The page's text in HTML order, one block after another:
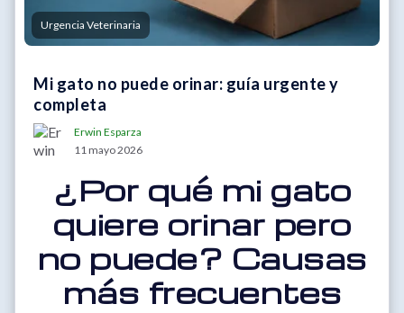
Urgencia Veterinaria
Mi gato no puede orinar: guía urgente y
completa
Erwin Esparza
11 mayo 2026
¿Por qué mi gato
quiere orinar pero
no puede? Causas
más frecuentes